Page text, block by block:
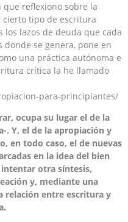
que reflexiono sobre la
tipo de escritura
lazos de deuda que cada
se genera, pone en
una práctica autónoma e
crítica la he llamado
para-principiantes/
ocupa su lugar el de la
. Y, el de la apropiación y
en todo caso, el de nuevas
en la idea del bien
otra síntesis,
y, mediante una
relación entre escritura y